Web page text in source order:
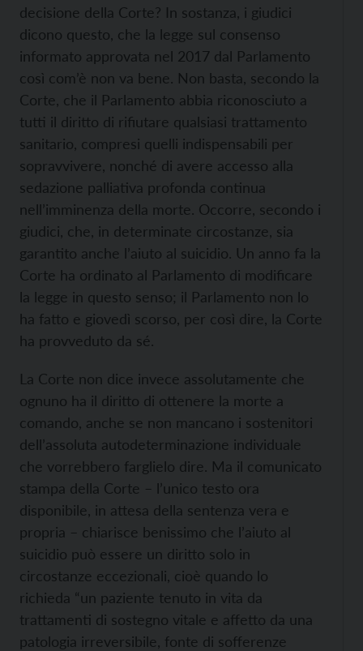
decisione della Corte? In sostanza, i giudici
dicono questo, che la legge sul consenso
informato approvata nel 2017 dal Parlamento
così com’è non va bene. Non basta, secondo la
Corte, che il Parlamento abbia riconosciuto a
tutti il diritto di rifiutare qualsiasi trattamento
sanitario, compresi quelli indispensabili per
sopravvivere, nonché di avere accesso alla
sedazione palliativa profonda continua
nell’imminenza della morte. Occorre, secondo i
giudici, che, in determinate circostanze, sia
garantito anche l’aiuto al suicidio. Un anno fa la
Corte ha ordinato al Parlamento di modificare
la legge in questo senso; il Parlamento non lo
ha fatto e giovedì scorso, per così dire, la Corte
ha provveduto da sé.
La Corte non dice invece assolutamente che
ognuno ha il diritto di ottenere la morte a
comando, anche se non mancano i sostenitori
dell’assoluta autodeterminazione individuale
che vorrebbero farglielo dire. Ma il comunicato
stampa della Corte – l’unico testo ora
disponibile, in attesa della sentenza vera e
propria – chiarisce benissimo che l’aiuto al
suicidio può essere un diritto solo in
circostanze eccezionali, cioè quando lo
richieda “un paziente tenuto in vita da
trattamenti di sostegno vitale e affetto da una
patologia irreversibile, fonte di sofferenze